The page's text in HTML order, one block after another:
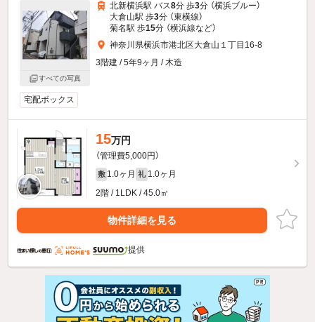
すべての写真
北新横浜駅 バス8分 歩3分 （横浜ブルー）
大倉山駅 歩3分 （東横線）
菊名駅 歩15分 （横浜線など）
神奈川県横浜市港北区大倉山１丁目16-8
3階建 / 5年9ヶ月 / 木造
宅配ボックス
15万円
（管理費5,000円）
敷 1.0ヶ月 礼 1.0ヶ月
2階 / 1LDK / 45.0㎡
物件詳細を見る
提供